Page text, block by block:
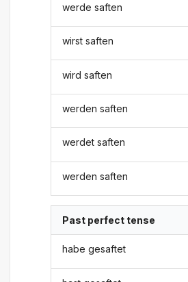
werde saften
wirst saften
wird saften
werden saften
werdet saften
werden saften
Past perfect tense
habe gesaftet